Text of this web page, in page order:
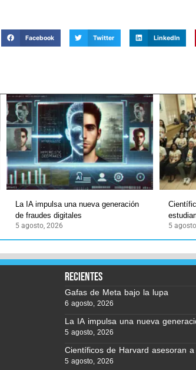
Facebook Twitter LinkedIn
La IA impulsa una nueva generación
de fraudes digitales
5 agosto, 2026 5
recientes
Gafas de Meta bajo la lupa
6 agosto, 2026
La IA impulsa una nueva
5 agosto, 2026
Científicos de Harvard asesoran
5 agosto, 2026